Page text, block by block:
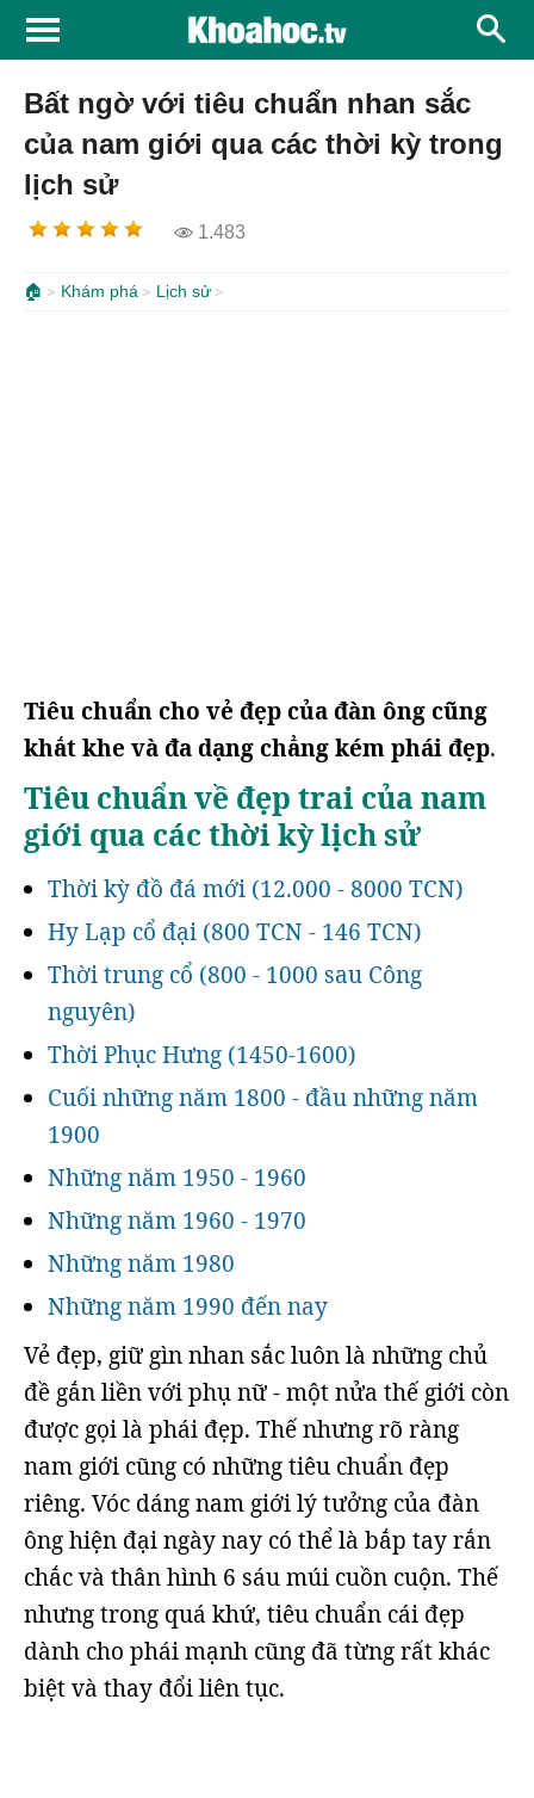
Bất ngờ với tiêu chuẩn nhan sắc
của nam giới qua các thời kỳ trong
lịch sử
1.483
🏠 Khám phá Lịch sử
Tiêu chuẩn cho vẻ đẹp của đàn ông cũng
khắt khe và đa dạng chẳng kém phái đẹp.
Tiêu chuẩn về đẹp trai của nam
giới qua các thời kỳ lịch sử
Thời kỳ đồ đá mới (12.000 - 8000 TCN)
Hy Lạp cổ đại (800 TCN - 146 TCN)
Thời trung cổ (800 - 1000 sau Công
nguyên)
Thời Phục Hưng (1450-1600)
Cuối những năm 1800 - đầu những năm
1900
Những năm 1950 - 1960
Những năm 1960 - 1970
Những năm 1980
Những năm 1990 đến nay
Vẻ đẹp, giữ gìn nhan sắc luôn là những chủ
đề gắn liền với phụ nữ - một nửa thế giới còn
được gọi là phái đẹp. Thế nhưng rõ ràng
nam giới cũng có những tiêu chuẩn đẹp
riêng. Vóc dáng nam giới lý tưởng của đàn
ông hiện đại ngày nay có thể là bắp tay rắn
chắc và thân hình 6 sáu múi cuồn cuộn. Thế
nhưng trong quá khứ, tiêu chuẩn cái đẹp
dành cho phái mạnh cũng đã từng rất khác
biệt và thay đổi liên tục.